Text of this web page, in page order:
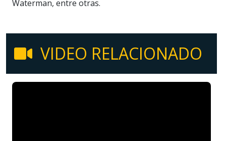
Waterman, entre otras.
VIDEO RELACIONADO